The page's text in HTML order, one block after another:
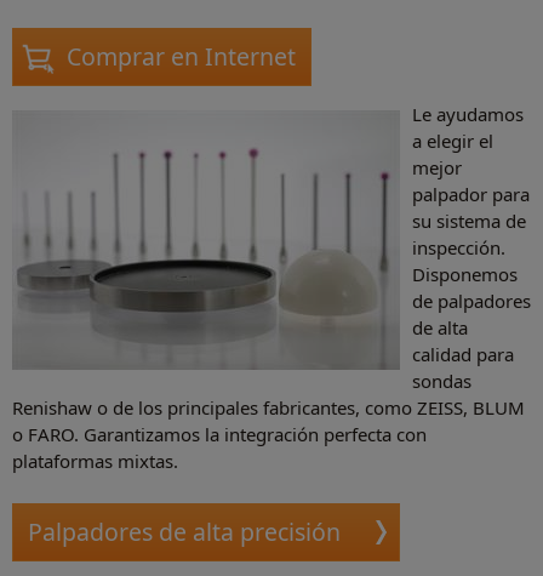
Comprar en Internet
Le ayudamos
a elegir el
mejor
palpador para
su sistema de
inspección.
Disponemos
de palpadores
de alta
calidad para
sondas
Renishaw o de los principales fabricantes, como ZEISS, BLUM
o FARO. Garantizamos la integración perfecta con
plataformas mixtas.
Palpadores de alta precisión